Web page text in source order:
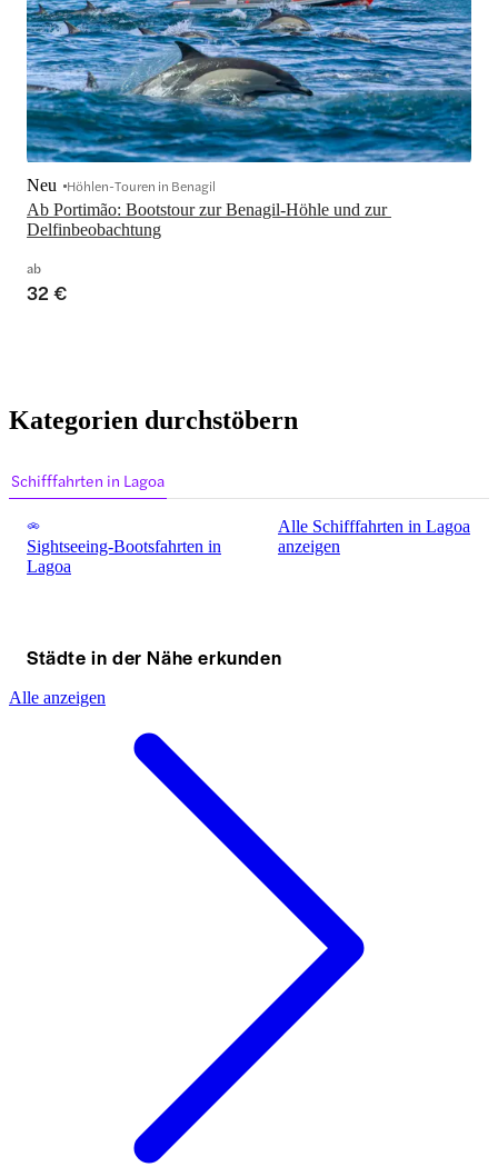
Ab Portimão: Bootstour zur Benagil-Höhle und zur
Delfinbeobachtung
Neu Höhlen-Touren in Benagil
ab
32 €
Kategorien durchstöbern
Schifffahrten in Lagoa
Sightseeing-Bootsfahrten in
Lagoa
Alle Schifffahrten in Lagoa
anzeigen
Städte in der Nähe erkunden
Alle anzeigen